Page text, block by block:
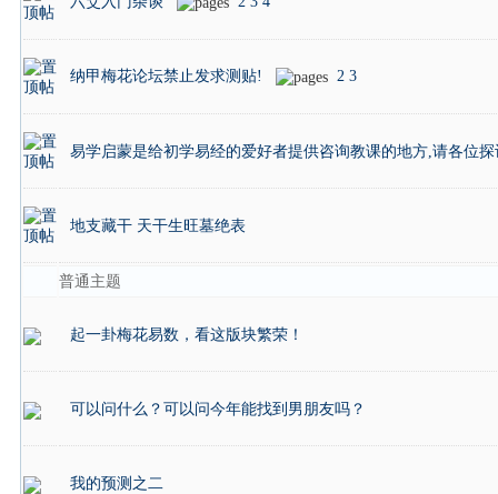
纳甲梅花论坛禁止发求测贴! 2 3
易学启蒙是给初学易经的爱好者提供咨询教课的地方,请各位
地支藏干 天干生旺墓绝表
普通主题
起一卦梅花易数，看这版块繁荣！
可以问什么？可以问今年能找到男朋友吗？
我的预测之二